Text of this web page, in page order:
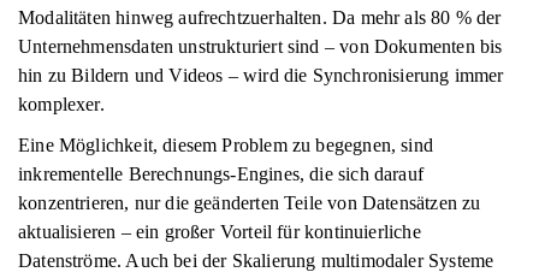
Modalitäten hinweg aufrechtzuerhalten. Da mehr als 80 % der
Unternehmensdaten unstrukturiert sind – von Dokumenten bis
hin zu Bildern und Videos – wird die Synchronisierung immer
komplexer.
Eine Möglichkeit, diesem Problem zu begegnen, sind
inkrementelle Berechnungs-Engines, die sich darauf
konzentrieren, nur die geänderten Teile von Datensätzen zu
aktualisieren – ein großer Vorteil für kontinuierliche
Datenströme. Auch bei der Skalierung multimodaler Systeme